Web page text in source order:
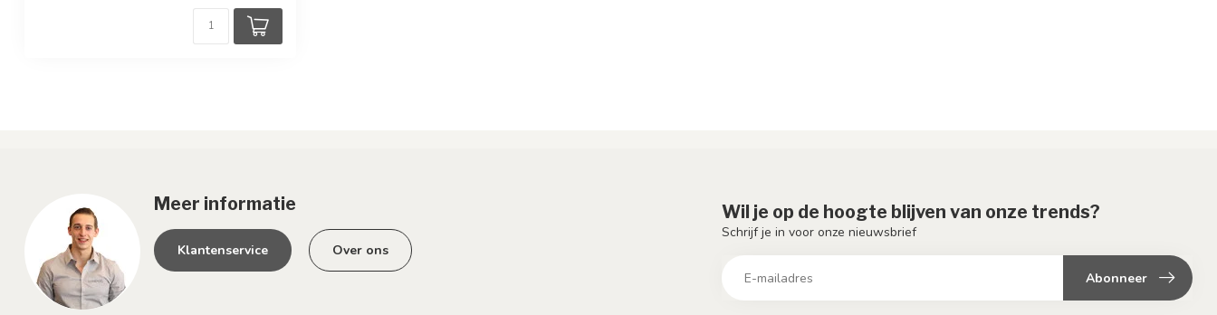
Meer informatie
Klantenservice Over ons
Wil je op de hoogte blijven van onze trends?
Schrijf je in voor onze nieuwsbrief
Abonneer